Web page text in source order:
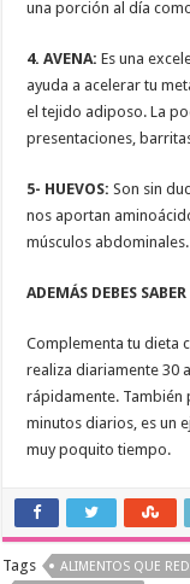
una porción al día
4. AVENA:Es una
ayuda a acelerar tu
el tejido adiposo. La
presentaciones,
5- HUEVOS: Son sin
nos aportan
músculos abdominales.
ADEMÁS DEBES SABER
Complementa tu dieta
realiza diariamente 30
rápidamente. También
minutos diarios, es un
muy poquito tiempo.
Tags ALIMENTOS QUE